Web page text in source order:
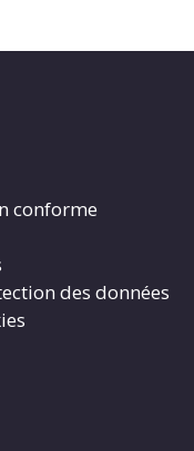
conforme
des données